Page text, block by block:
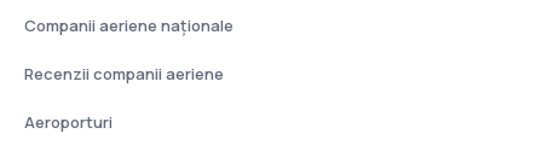
Companii aeriene naţionale
Recenzii companii aeriene
Aeroporturi